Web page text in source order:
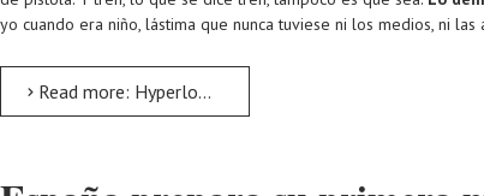
yo cuando era niño, lástima que nunca tuviese ni los medios, ni
Read more: Hyperloop, un tren bala de verdad